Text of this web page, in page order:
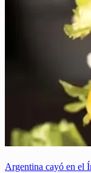
Argentina cayó en el